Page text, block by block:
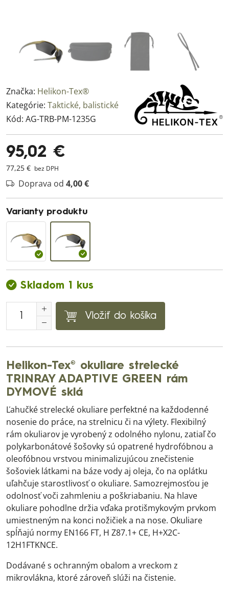
Značka: Helikon-Tex®
Kategórie: Taktické, balistické
Kód: AG-TRB-PM-1235G
95,02 €
77,25 € bez DPH
Doprava od 4,00 €
Varianty produktu
Skladom 1 kus
Vložiť do košíka
Helikon-Tex® okuliare strelecké
TRINRAY ADAPTIVE GREEN rám
DYMOVÉ sklá
Ľahučké strelecké okuliare perfektné na každodenné
nosenie do práce, na strelnicu či na výlety. Flexibilný
rám okuliarov je vyrobený z odolného nylonu, zatiaľ čo
polykarbonátové šošovky sú opatrené hydrofóbnou a
oleofóbnou vrstvou minimalizujúcou znečistenie
šošoviek látkami na báze vody aj oleja, čo na oplátku
uľahčuje starostlivosť o okuliare. Samozrejmosťou je
odolnosť voči zahmleniu a poškriabaniu. Na hlave
okuliare pohodlne držia vďaka protišmykovým prvkom
umiestneným na konci nožičiek a na nose. Okuliare
spĺňajú normy EN166 FT, H Z87.1+ CE, H+X2C-
12H1FTKNCE.
Dodávané s ochranným obalom a vreckom z
mikrovlákna, ktoré zároveň slúži na čistenie.